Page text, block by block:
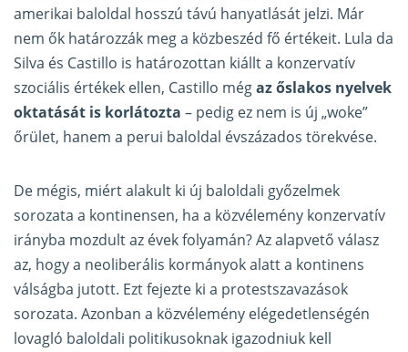
amerikai baloldal hosszú távú hanyatlását jelzi. Már
nem ők határozzák meg a közbeszéd fő értékeit. Lula da
Silva és Castillo is határozottan kiállt a konzervatív
szociális értékek ellen, Castillo mégaz őslakos nyelvek
oktatását is korlátozta – pedig ez nem is új „woke”
őrület, hanem a perui baloldal évszázados törekvése.
De mégis, miért alakult ki új baloldali győzelmek
sorozata a kontinensen, ha a közvélemény konzervatív
irányba mozdult az évek folyamán? Az alapvető válasz
az, hogy a neoliberális kormányok alatt a kontinens
válságba jutott. Ezt fejezte ki a protestszavazások
sorozata. Azonban a közvélemény elégedetlenségén
lovagló baloldali politikusoknak igazodniuk kell